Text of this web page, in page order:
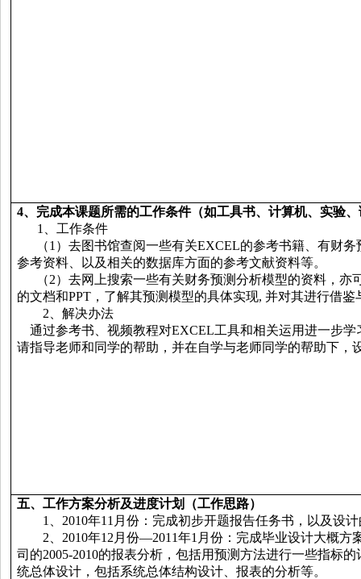
4、完成本课题所需的工作条件（如工具书、计算机、实验
1
工作条件
（1 ） 去图书馆查阅一些有关EXCEL的参考书籍、有财务
参考资料、以及相关的数据库方面的参考文献资料等。
（2） 去网上搜索一些有关财务预测分析模型的资料，亦
的文档和PPT，了解其预测模型的具体实现, 并对其进行借鉴
2
解决办法
通过参考书、视频教程对EXCEL工具和相关运用进一步学
请指导老师和同学的帮助，并在自学与老师同学的帮助下，
五、工作方案分析及进度计划（工作思路）
1
2010年11 月份：完成初步开题报告任务书，以及设
2
2010年12 月份—2011年1 月份：完成毕业设计大概方
司的2005-2010的报表分析，包括用预测方法进行一些指标的
统总体设计，包括系统总体结构设计、 报表的分析等。